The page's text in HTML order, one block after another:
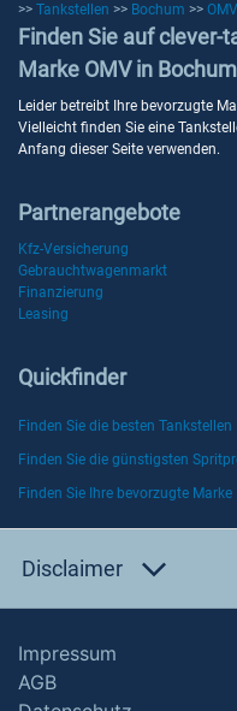
>> Tankstellen >> Bochum >> OMV
Finden Sie auf clever-
Marke OMV in Bochum
Leider betreibt Ihre bevorzugte
Vielleicht finden Sie eine
Anfang dieser Seite verwenden.
Partnerangebote
Kfz-Versicherung
Gebrauchtwagenmarkt
Finanzierung
Leasing
Quickfinder
Finden Sie die besten Tankstellen
Finden Sie die günstigsten
Finden Sie Ihre bevorzugte Marke
Disclaimer
Impressum
AGB